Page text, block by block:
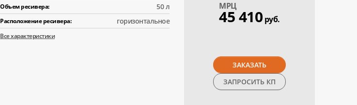
Объем ресивера: 50 л
Расположение ресивера: горизонтальное
Все характеристики
МPЦ
45 410 руб.
ЗАКАЗАТЬ
ЗАПРОСИТЬ КП